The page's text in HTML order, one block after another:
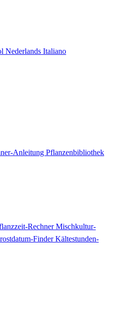
Nederlands Italiano
Anleitung Pflanzenbibliothek
RechnerMischkultur-
FinderKältestunden-